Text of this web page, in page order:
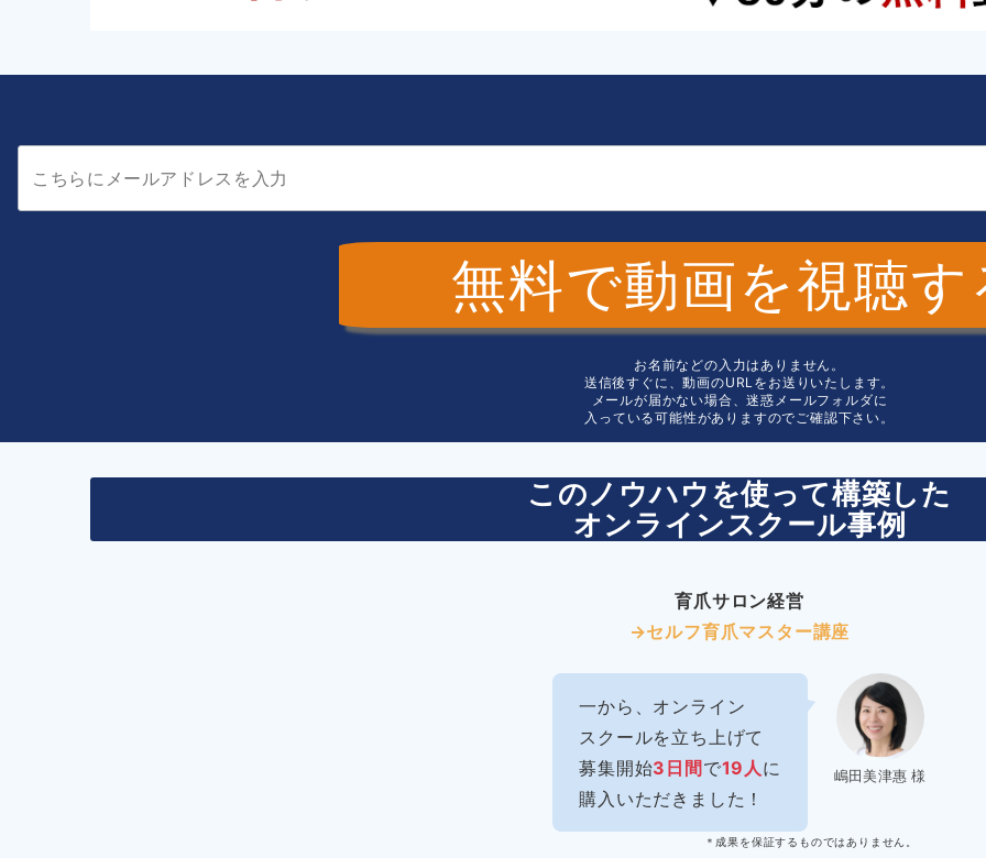
無料で動画を視聴す
お名前などの入力はありません。
送信後すぐに、動画のURLをお送りいたします。
メールが届かない場合、迷惑メールフォルダに
入っている可能性がありますのでご確認下さい。
このノウハウを使って構築した
オンラインスクール事例
育爪サロン経営
→セルフ育爪マスター講座
嶋田美津惠 様
一から、オンライン
スクールを立ち上げて
募集開始3日間 で19人に
購入いただきました！
＊成果を保証するものではありません。